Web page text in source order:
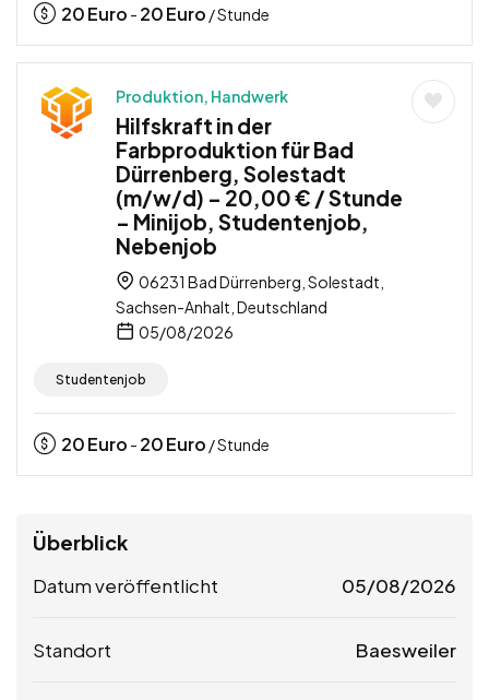
20Euro - 20Euro / Stunde
Produktion, Handwerk
Hilfskraft in der
Farbproduktion für Bad
Dürrenberg, Solestadt
(m/w/d) – 20,00 € / Stunde
– Minijob, Studentenjob,
Nebenjob
06231 Bad Dürrenberg, Solestadt,
Sachsen-Anhalt, Deutschland
05/08/2026
Studentenjob
20Euro - 20Euro / Stunde
Überblick
Datum veröffentlicht 05/08/2026
Standort Baesweiler